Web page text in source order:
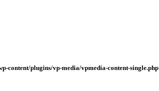
content/plugins/vp-media/vpmedia-content-single.php